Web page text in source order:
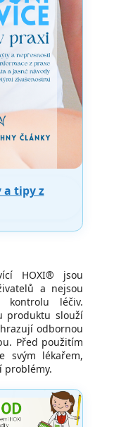
a tipy z
HOXI® jsou
a nejsou
kontrolu léčiv.
produktu slouží
odbornou
Před použitím
svým lékařem,
problémy.